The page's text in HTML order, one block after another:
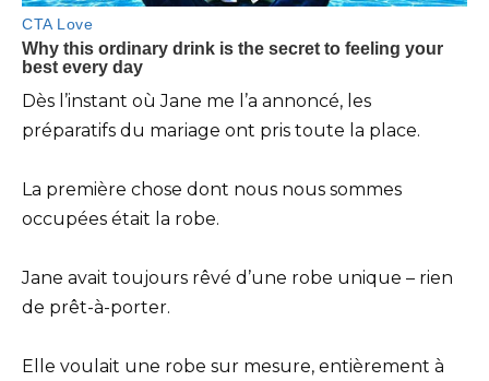
Dès l’instant où Jane me l’a annoncé, les
préparatifs du mariage ont pris toute la place.
La première chose dont nous nous sommes
occupées était la robe.
Jane avait toujours rêvé d’une robe unique – rien
de prêt-à-porter.
Elle voulait une robe sur mesure, entièrement à